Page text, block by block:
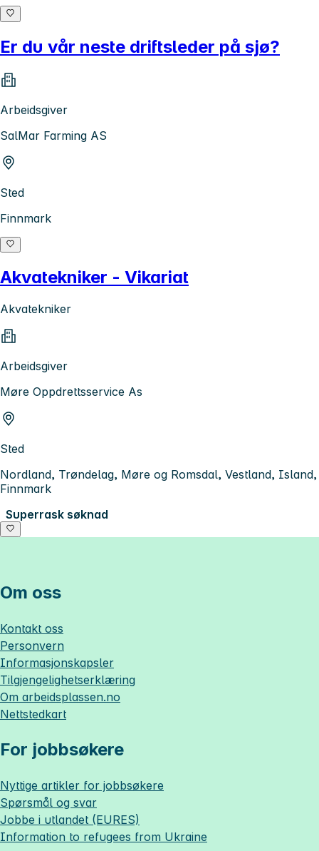
Er du vår neste driftsleder på sjø?
Arbeidsgiver
SalMar Farming AS
Sted
Finnmark
Akvatekniker - Vikariat
Akvatekniker
Arbeidsgiver
Møre Oppdrettsservice As
Sted
Nordland, Trøndelag, Møre og Romsdal, Vestland, Island,
Finnmark
Superrask søknad
Om oss
Kontakt oss
Personvern
Informasjonskapsler
Tilgjengelighetserklæring
Om arbeidsplassen.no
Nettstedkart
For jobbsøkere
Nyttige artikler for jobbsøkere
Spørsmål og svar
Jobbe i utlandet (EURES)
Information to refugees from Ukraine